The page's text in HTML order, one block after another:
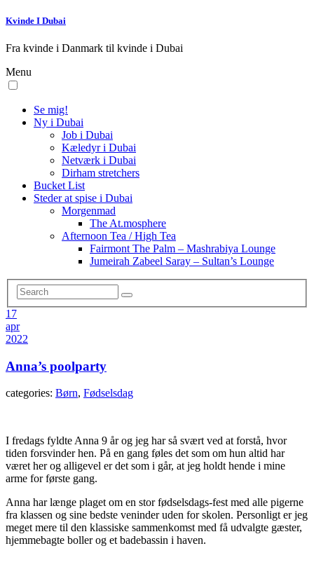
Kvinde I Dubai
Fra kvinde i Danmark til kvinde i Dubai
Menu
Se mig!
Ny i Dubai
Job i Dubai
Kæledyr i Dubai
Netværk i Dubai
Dirham stretchers
Bucket List
Steder at spise i Dubai
Morgenmad
The At.mosphere
Afternoon Tea / High Tea
Fairmont The Palm – Mashrabiya Lounge
Jumeirah Zabeel Saray – Sultan’s Lounge
17
apr
2022
Anna’s poolparty
categories: Børn, Fødselsdag
I fredags fyldte Anna 9 år og jeg har så svært ved at forstå, hvor
tiden forsvinder hen. På en gang føles det som om hun altid har
været her og alligevel er det som i går, at jeg holdt hende i mine
arme for første gang.
Anna har længe plaget om en stor fødselsdags-fest med alle pigerne
fra klassen og sine bedste veninder uden for skolen. Personligt er jeg
meget mere til den klassiske sammenkomst med få udvalgte gæster,
hjemmebagte boller og et badebassin i haven.